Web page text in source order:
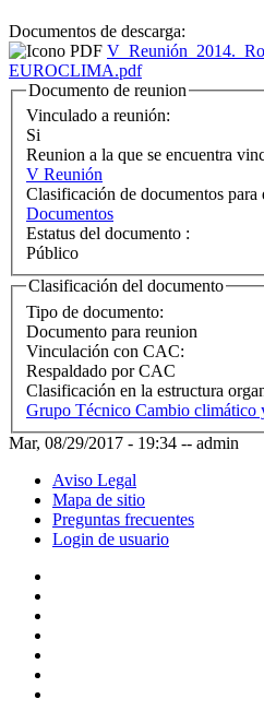
Documentos de descarga:
EUROCLIMA.pdf
Documento de reunion
Vinculado a reunión:
Si
Reunion a la que se encuentra
V Reunión
Clasificación de documentos para
Documentos
Estatus del documento :
Público
Clasificación del documento
Tipo de documento:
Documento para reunion
Vinculación con CAC:
Respaldado por CAC
Clasificación en la estructura
Grupo Técnico Cambio climático
Mar, 08/29/2017 - 19:34 -- admin
Aviso Legal
Mapa de sitio
Preguntas frecuentes
Login de usuario